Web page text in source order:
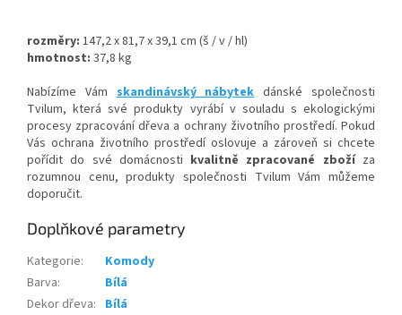
rozměry: 147,2 x 81,7 x 39,1 cm (š / v / hl)
hmotnost: 37,8 kg
Nabízíme Vám skandinávský nábytek dánské společnosti
Tvilum, která své produkty vyrábí v souladu s ekologickými
procesy zpracování dřeva a ochrany životního prostředí. Pokud
Vás ochrana životního prostředí oslovuje a zároveň si chcete
pořídit do své domácnosti kvalitně zpracované zbožíza
rozumnou cenu, produkty společnosti Tvilum Vám můžeme
doporučit.
Doplňkové parametry
Kategorie:
Komody
Barva:
Bílá
Dekor dřeva: Bílá